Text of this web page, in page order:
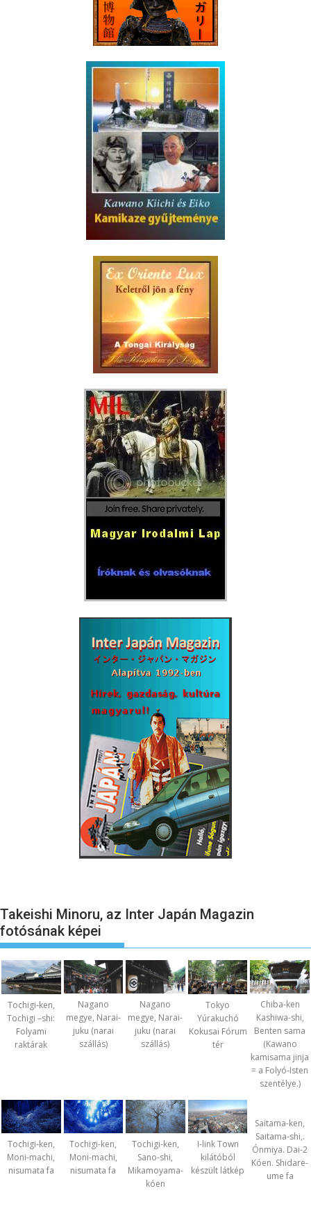
Takeishi Minoru, az Inter Japán Magazin
fotósának képei
Tochigi-ken,
Tochigi –shi:
Folyami
raktárak
Nagano
megye, Narai-
juku (narai
szállás)
Nagano
megye, Narai-
juku (narai
szállás)
Tokyo
Yúrakuchó
Kokusai Fórum
tér
Chiba-ken
Kashiwa-shi,
Benten sama
(Kawano
kamisama jinja
= a Folyó-Isten
szentélye.)
Tochigi-ken,
Moni-machi,
nisumata fa
Tochigi-ken,
Moni-machi,
nisumata fa
Tochigi-ken,
Sano-shi,
Mikamoyama-
kóen
I-link Town
kilátóból
készült látkép
Saitama-ken,
Saitama-shi,.
Ónmiya. Dai-2
Kóen. Shidare-
ume fa